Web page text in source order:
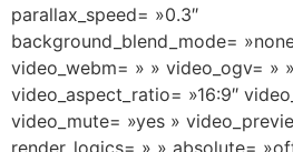
parallax_speed= »0.3″
background_blend_mode=
video_webm= » » video_ogv= »
video_aspect_ratio= »16:9″
video_mute= »yes »
render_logics= » » absolute=